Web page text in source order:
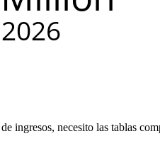
ingresos, necesito las tablas